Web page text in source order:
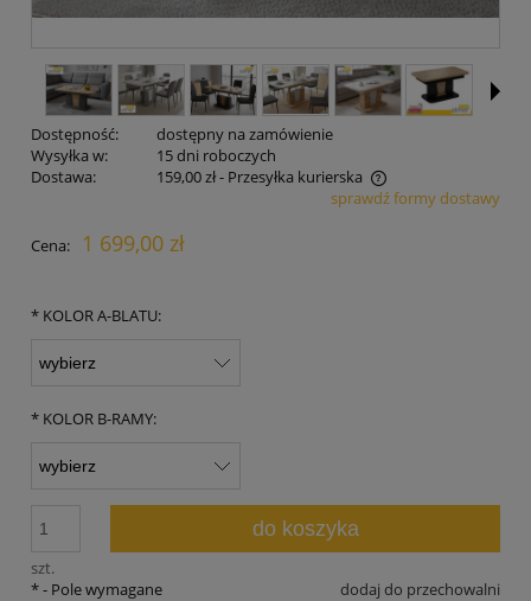
Dostępność:
dostępny na zamówienie
Wysyłka w:
15 dni roboczych
Dostawa:
159,00 zł- Przesyłka kurierska
Cena nie zawiera ewentualnych kosztów płatnościsprawdź formy dostawy
Cena: 1 699,00 zł
* KOLOR A-BLATU:
* KOLOR B-RAMY:
szt.
do koszyka
dodaj do przechowalni
*- Pole wymagane